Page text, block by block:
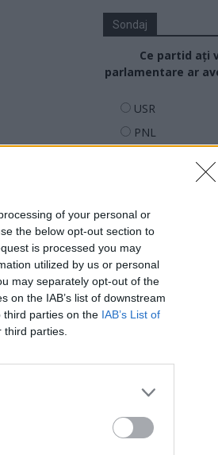
of your personal or
the below opt-out section to
is processed you may
utilized by us or personal
may separately opt-out of the
on the IAB’s list of downstream
third parties on the IAB’s List of
parties.
într-un
taxe
puține
este
ajunge
Sondaj
Ce partid ați
parlamentare ar
USR
PNL
PMP (Tomac)
Forța Dreptei
PNȚMM
REPER
SENS
PACE (Peia)
Acțiunea
PDF (Lazarus)